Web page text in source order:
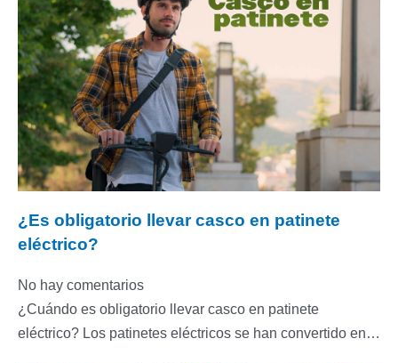
¿Es obligatorio llevar casco en patinete
eléctrico?
No hay comentarios
¿Cuándo es obligatorio llevar casco en patinete
eléctrico? Los patinetes eléctricos se han convertido en…